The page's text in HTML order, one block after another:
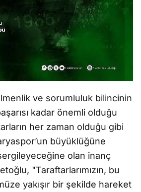
ve sorumluluk bilincinin
kadar önemli olduğu
her zaman olduğu gibi
büyüklüğüne
olan inanç
"Taraftarlarımızın, bu
yakışır bir şekilde hareket